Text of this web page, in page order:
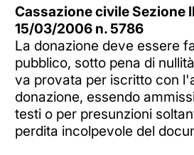
Cassazione civile Sezione
15/03/2006 n. 5786
La donazione deve essere
pubblico, sotto pena di
va provata per iscritto con
donazione, essendo
testi o per presunzioni
perdita incolpevole del